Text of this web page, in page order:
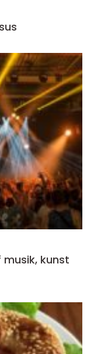
kunst